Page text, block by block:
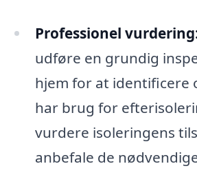
Professionel
udføre en grundig
hjem for at identificere
har brug for
vurdere isoleringens
anbefale de